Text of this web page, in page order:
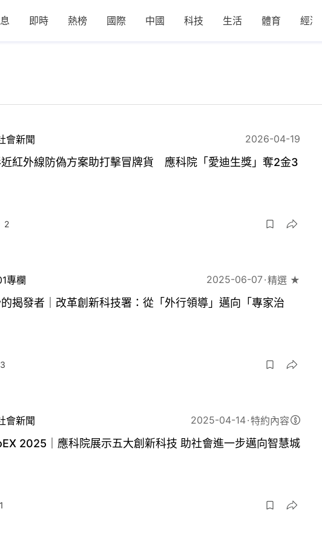
即時 熱榜 國際 中國 科技 生活 體育 經濟
會新聞 2026-04-19
紅外線防偽方案助打擊冒牌貨 應科院「愛迪生獎」奪2金3
2
專欄 2025-06-07 精選 ★
揭發者｜改革創新科技署：從「外行領導」邁向「專家治
會新聞 2025-04-14 特約內容
2025｜應科院展示五大創新科技 助社會進一步邁向智慧城